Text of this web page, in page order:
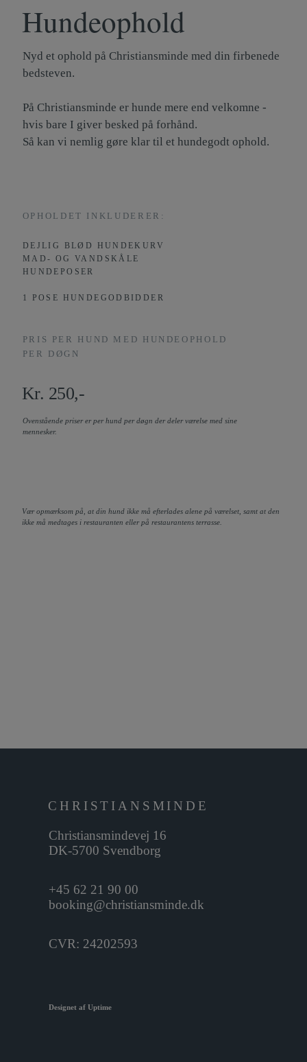
Hundeophold
Nyd et ophold på Christiansminde med din firbenede
bedsteven.
På Christiansminde er hunde mere end velkomne -
hvis bare I giver besked på forhånd.
Så kan vi nemlig gøre klar til et hundegodt ophold.
OPHOLDET INKLUDERER:
DEJLIG BLØD HUNDEKURV
MAD- OG VANDSKÅLE
HUNDEPOSER
1 POSE HUNDEGODBIDDER
PRIS PER HUND MED HUNDEOPHOLD
PER DØGN
Kr. 250,-
Ovenstående priser er per hund per døgn der deler værelse med sine
mennesker.
Vær opmærksom på, at din hund ikke må efterlades alene på værelset, samt at den
ikke må medtages i restauranten eller på restaurantens terrasse.
CHRISTIANSMINDE
Christiansmindevej 16
DK-5700 Svendborg
+45 62 21 90 00
booking@christiansminde.dk
CVR: 24202593
Designet af Uptime